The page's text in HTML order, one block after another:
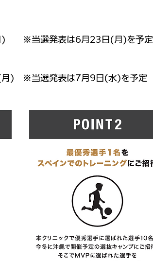
) ※当選発表は6月23日(月)を予定
) ※当選発表は7月9日(水)を予定